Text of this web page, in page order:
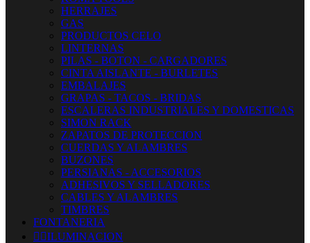
HERRAJES
GAS
PRODUCTOS CELO
LINTERNAS
PILAS - BOTON - CARGADORES
CINTA AISLANTE - BURLETES
EMBALAJES
GRAPAS - TACOS - BRIDAS
ESCALERAS INDUSTRIALES Y DOMESTICAS
SIMON RACK
ZAPATOS DE PROTECCION
CUERDAS Y ALAMBRES
BUZONES
PERSIANAS - ACCESORIOS
ADHESIVOS Y SELLADORES
CABLES Y ALAMBRES
TIMBRES
FONTANERIA
 ILUMINACION